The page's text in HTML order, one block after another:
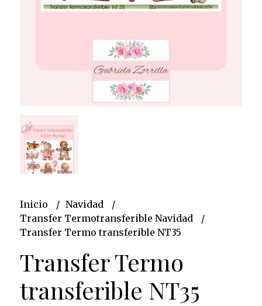
Inicio
Navidad
Transfer Termotransferible Navidad
Transfer Termo transferible NT35
Transfer Termo
transferible NT35